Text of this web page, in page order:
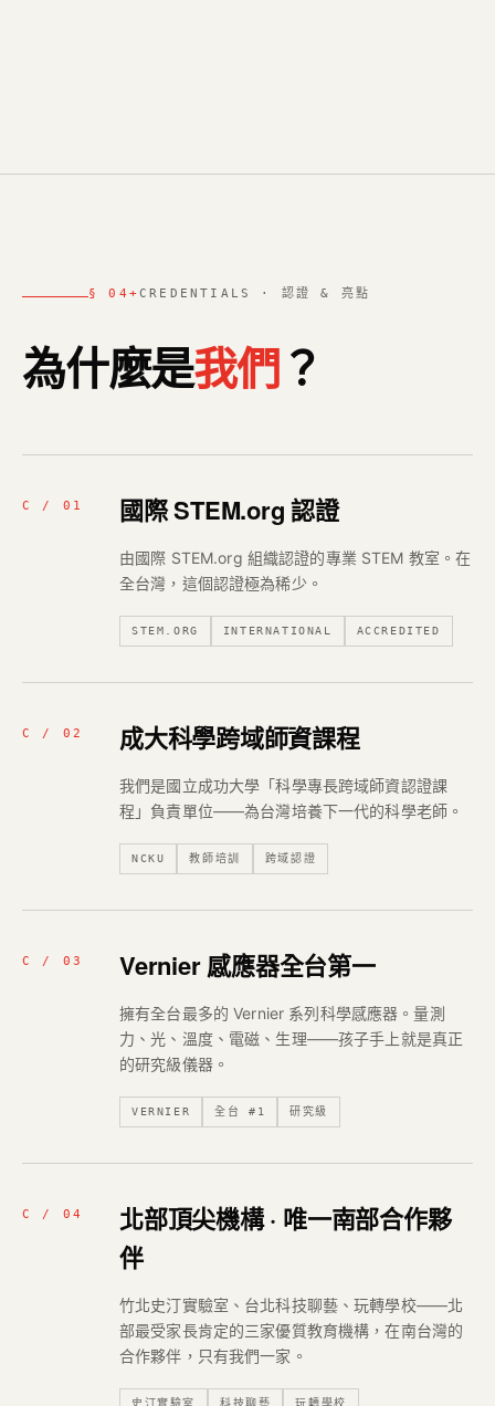
§ 04+CREDENTIALS · 認證 & 亮點
為什麼是我們？
C / 01 國際 STEM.org 認證
由國際 STEM.org 組織認證的專業 STEM 教室。在
全台灣，這個認證極為稀少。
STEM.ORG INTERNATIONAL ACCREDITED
C / 02 成大科學跨域師資課程
我們是國立成功大學「科學專長跨域師資認證課
程」負責單位——為台灣培養下一代的科學老師。
NCKU 教師培訓 跨域認證
C / 03 Vernier 感應器全台第一
擁有全台最多的 Vernier 系列科學感應器。量測
力、光、溫度、電磁、生理——孩子手上就是真正
的研究級儀器。
VERNIER 全台 #1 研究級
C / 04
北部頂尖機構 · 唯一南部合作夥
伴
竹北史汀實驗室、台北科技聊藝、玩轉學校——北
部最受家長肯定的三家優質教育機構，在南台灣的
合作夥伴，只有我們一家。
史汀實驗室 科技聊藝 玩轉學校